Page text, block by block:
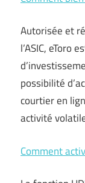
Autorisée et
l’ASIC, eToro
possibilité
courtier en
activité
Comment